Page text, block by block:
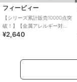
フィービィー
【シリーズ累計販売10000点突
破！】【金属アレルギー対
応】ミニフープピアス/サージ
¥2,640